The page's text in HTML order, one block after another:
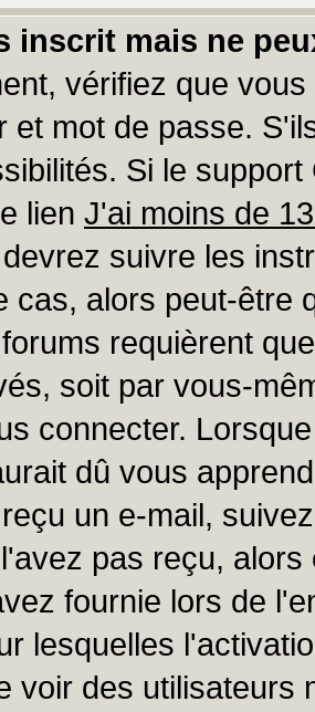
inscrit mais ne
vérifiez que
et mot de passe.
Si le
lien J'ai moins de
suivre les
cas, alors peut-être
requièrent
soit par vous-
connecter.
dû vous
un e-mail,
pas reçu,
fournie lors de
lesquelles
voir des utilisateurs